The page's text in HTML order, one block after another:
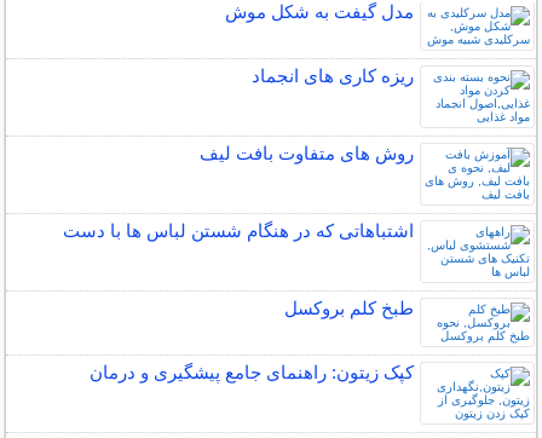
مدل گیفت به شکل موش
ریزه کاری های انجماد
روش های متفاوت بافت لیف
اشتباهاتی که در هنگام شستن لباس ها با دست
طبخ کلم بروکسل
کپک زیتون: راهنمای جامع پیشگیری و درمان